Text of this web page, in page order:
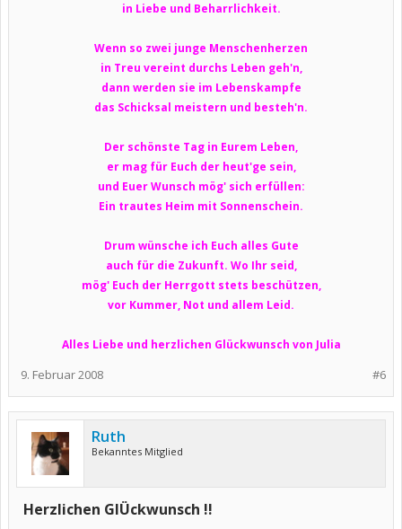
in Liebe und Beharrlichkeit.
Wenn so zwei junge Menschenherzen
in Treu vereint durchs Leben geh'n,
dann werden sie im Lebenskampfe
das Schicksal meistern und besteh'n.
Der schönste Tag in Eurem Leben,
er mag für Euch der heut'ge sein,
und Euer Wunsch mög' sich erfüllen:
Ein trautes Heim mit Sonnenschein.
Drum wünsche ich Euch alles Gute
auch für die Zukunft. Wo Ihr seid,
mög' Euch der Herrgott stets beschützen,
vor Kummer, Not und allem Leid.
Alles Liebe und herzlichen Glückwunsch von Julia
#6
9. Februar 2008
Ruth
Bekanntes Mitglied
Herzlichen GlÜckwunsch !!